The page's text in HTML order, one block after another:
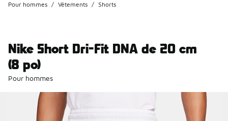
Pour hommes / Vêtements / Shorts
Nike Short Dri-Fit DNA de 20 cm
(8 po)
Pour hommes